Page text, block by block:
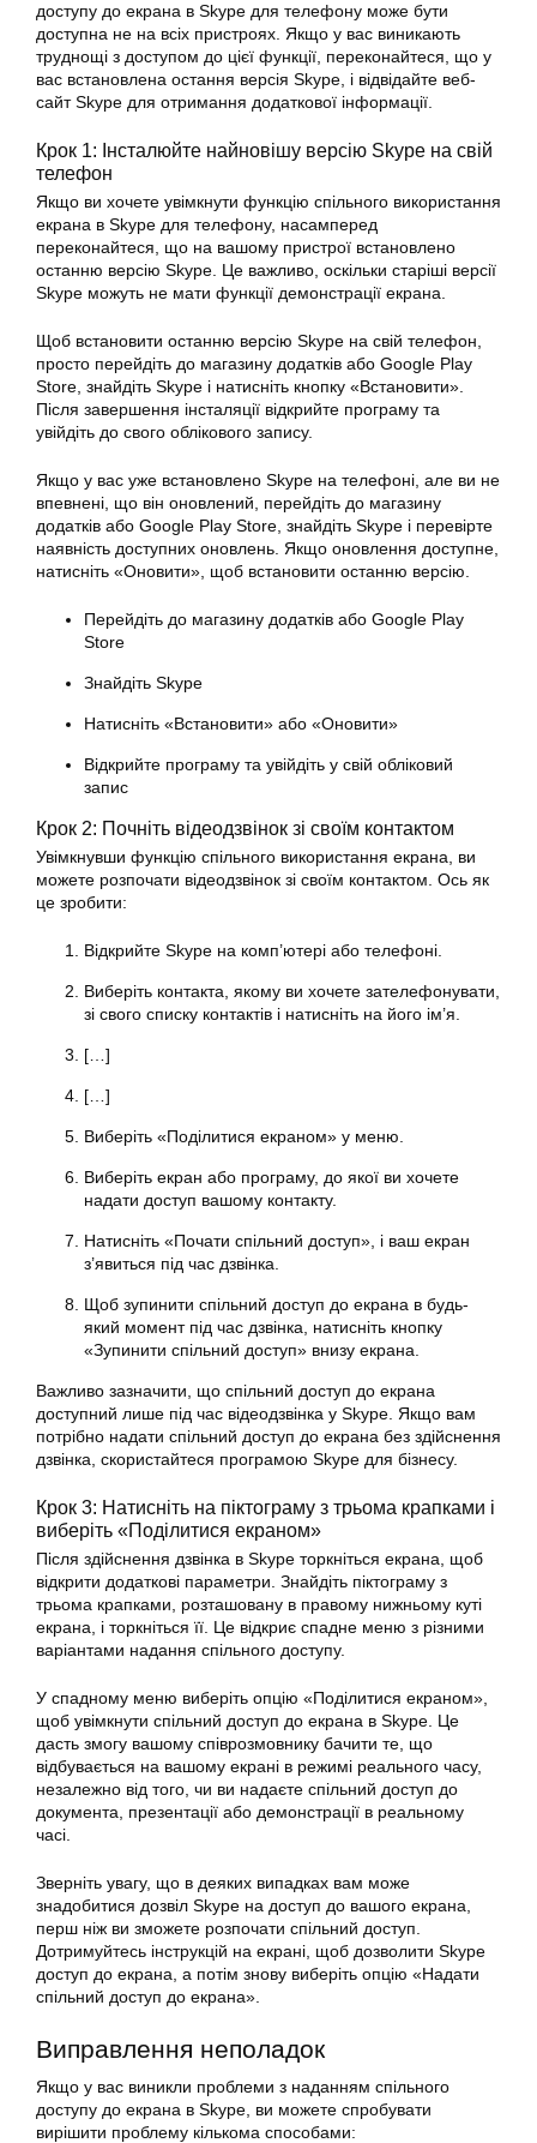
доступу до екрана в Skype для телефону може бути
доступна не на всіх пристроях. Якщо у вас виникають
труднощі з доступом до цієї функції, переконайтеся, що у
вас встановлена остання версія Skype, і відвідайте веб-
сайт Skype для отримання додаткової інформації.
Крок 1: Інсталюйте найновішу версію Skype на свій
телефон
Якщо ви хочете увімкнути функцію спільного використання
екрана в Skype для телефону, насамперед
переконайтеся, що на вашому пристрої встановлено
останню версію Skype. Це важливо, оскільки старіші версії
Skype можуть не мати функції демонстрації екрана.
Щоб встановити останню версію Skype на свій телефон,
просто перейдіть до магазину додатків або Google Play
Store, знайдіть Skype і натисніть кнопку «Встановити».
Після завершення інсталяції відкрийте програму та
увійдіть до свого облікового запису.
Якщо у вас уже встановлено Skype на телефоні, але ви не
впевнені, що він оновлений, перейдіть до магазину
додатків або Google Play Store, знайдіть Skype і перевірте
наявність доступних оновлень. Якщо оновлення доступне,
натисніть «Оновити», щоб встановити останню версію.
Перейдіть до магазину додатків або Google Play
Store
Знайдіть Skype
Натисніть «Встановити» або «Оновити»
Відкрийте програму та увійдіть у свій обліковий
запис
Крок 2: Почніть відеодзвінок зі своїм контактом
Увімкнувши функцію спільного використання екрана, ви
можете розпочати відеодзвінок зі своїм контактом. Ось як
це зробити:
Відкрийте Skype на комп’ютері або телефоні.
Виберіть контакта, якому ви хочете зателефонувати,
зі свого списку контактів і натисніть на його ім’я.
[…]
[…]
Виберіть «Поділитися екраном» у меню.
Виберіть екран або програму, до якої ви хочете
надати доступ вашому контакту.
Натисніть «Почати спільний доступ», і ваш екран
з’явиться під час дзвінка.
Щоб зупинити спільний доступ до екрана в будь-
який момент під час дзвінка, натисніть кнопку
«Зупинити спільний доступ» внизу екрана.
Важливо зазначити, що спільний доступ до екрана
доступний лише під час відеодзвінка у Skype. Якщо вам
потрібно надати спільний доступ до екрана без здійснення
дзвінка, скористайтеся програмою Skype для бізнесу.
Крок 3: Натисніть на піктограму з трьома крапками і
виберіть «Поділитися екраном»
Після здійснення дзвінка в Skype торкніться екрана, щоб
відкрити додаткові параметри. Знайдіть піктограму з
трьома крапками, розташовану в правому нижньому куті
екрана, і торкніться її. Це відкриє спадне меню з різними
варіантами надання спільного доступу.
У спадному меню виберіть опцію «Поділитися екраном»,
щоб увімкнути спільний доступ до екрана в Skype. Це
дасть змогу вашому співрозмовнику бачити те, що
відбувається на вашому екрані в режимі реального часу,
незалежно від того, чи ви надаєте спільний доступ до
документа, презентації або демонстрації в реальному
часі.
Зверніть увагу, що в деяких випадках вам може
знадобитися дозвіл Skype на доступ до вашого екрана,
перш ніж ви зможете розпочати спільний доступ.
Дотримуйтесь інструкцій на екрані, щоб дозволити Skype
доступ до екрана, а потім знову виберіть опцію «Надати
спільний доступ до екрана».
Виправлення неполадок
Якщо у вас виникли проблеми з наданням спільного
доступу до екрана в Skype, ви можете спробувати
вирішити проблему кількома способами: